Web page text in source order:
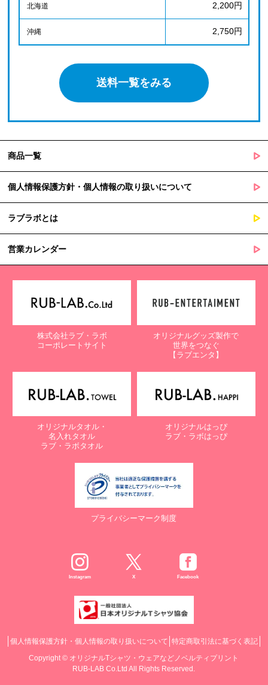
北海道 2,200円
沖縄 2,750円
送料一覧をみる
商品一覧
個人情報保護方針・個人情報の取り扱いについて
ラブラボとは
営業カレンダー
株式会社ラブ・ラボ
コーポレートサイト
オリジナルグッズ製作で
世界をつなぐ
【ラブエンタ】
オリジナルタオル・
名入れタオル
ラブ・ラボタオル
オリジナルはっぴ
ラブ・ラボはっぴ
プライバシーマーク制度
Instagram X Facebook
個人情報保護方針・個人情報の取り扱いについて 特定商取引法に基づく表記
Copyright © オリジナルTシャツ・ウェアなどノベルティプリント
RUB-LAB Co.Ltd All Rights Reserved.